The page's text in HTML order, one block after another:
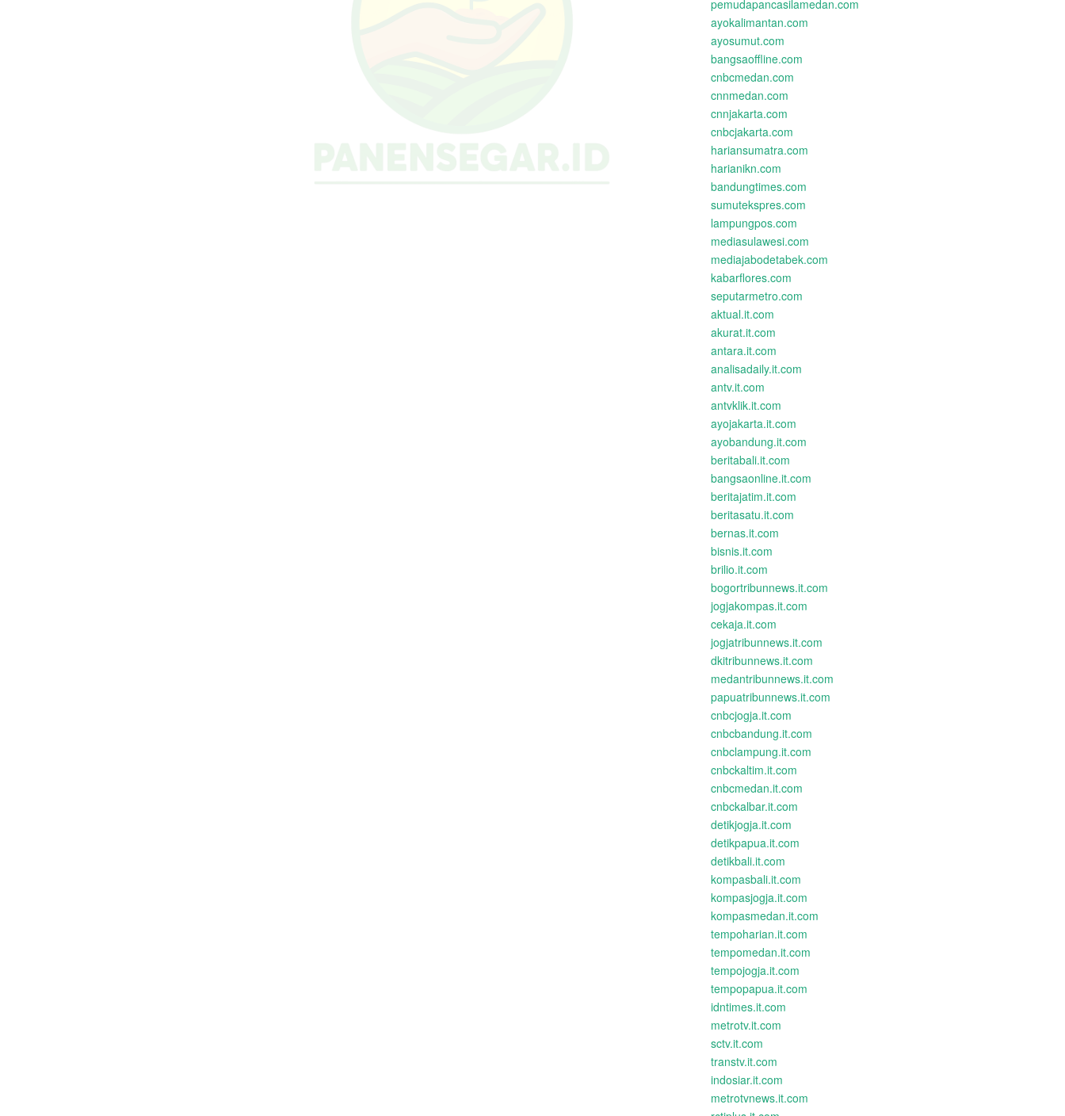
pemudapancasilamedan.com
ayokalimantan.com
ayosumut.com
bangsaoffline.com
cnbcmedan.com
cnnmedan.com
cnnjakarta.com
cnbcjakarta.com
hariansumatra.com
harianikn.com
bandungtimes.com
sumutekspres.com
lampungpos.com
mediasulawesi.com
mediajabodetabek.com
kabarflores.com
seputarmetro.com
aktual.it.com
akurat.it.com
antara.it.com
analisadaily.it.com
antv.it.com
antvklik.it.com
ayojakarta.it.com
ayobandung.it.com
beritabali.it.com
bangsaonline.it.com
beritajatim.it.com
beritasatu.it.com
bernas.it.com
bisnis.it.com
brilio.it.com
bogortribunnews.it.com
jogjakompas.it.com
cekaja.it.com
jogjatribunnews.it.com
dkitribunnews.it.com
medantribunnews.it.com
papuatribunnews.it.com
cnbcjogja.it.com
cnbcbandung.it.com
cnbclampung.it.com
cnbckaltim.it.com
cnbcmedan.it.com
cnbckalbar.it.com
detikjogja.it.com
detikpapua.it.com
detikbali.it.com
kompasbali.it.com
kompasjogja.it.com
kompasmedan.it.com
tempoharian.it.com
tempomedan.it.com
tempojogja.it.com
tempopapua.it.com
idntimes.it.com
metrotv.it.com
sctv.it.com
transtv.it.com
indosiar.it.com
metrotvnews.it.com